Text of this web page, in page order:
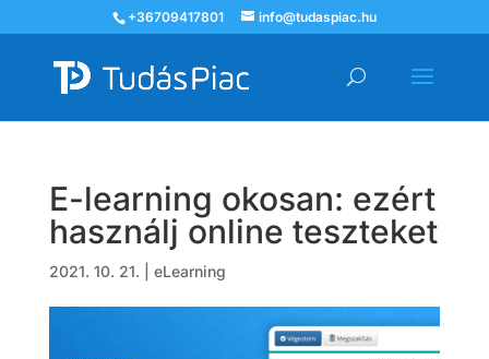
+36709417801 info@tudaspiac.hu
E-learning okosan: ezért
használj online teszteket
2021. 10. 21. eLearning